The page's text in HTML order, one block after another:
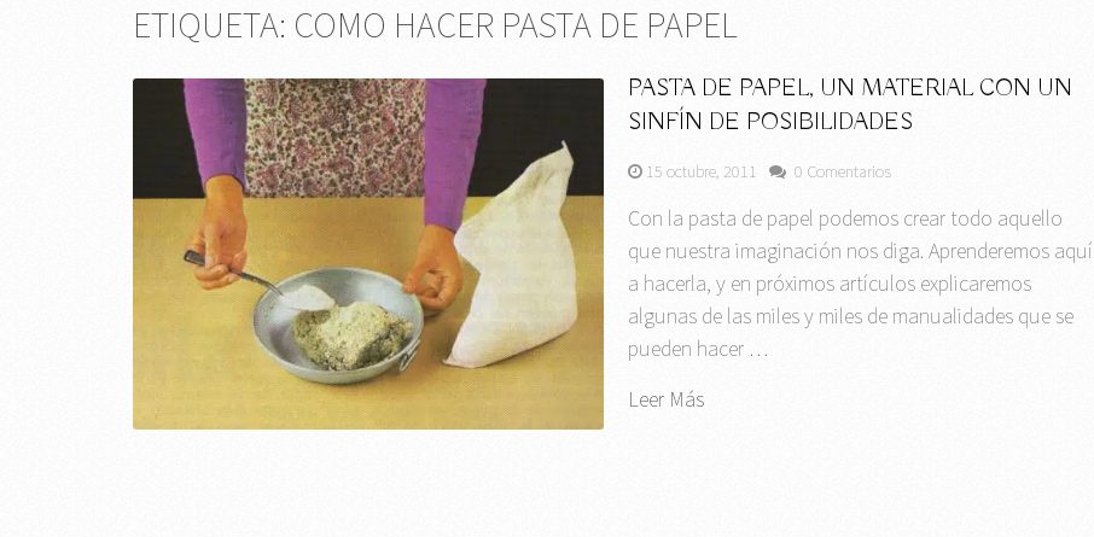
ETIQUETA: COMO HACER PASTA DE PAPEL
PASTA DE PAPEL, UN MATERIAL CON UN
SINFÍN DE POSIBILIDADES
15 octubre, 2011 0 Comentarios
Con la pasta de papel podemos crear todo aquello
que nuestra imaginación nos diga. Aprenderemos aquí
a hacerla, y en próximos artículos explicaremos
algunas de las miles y miles de manualidades que se
pueden hacer …
Leer Más